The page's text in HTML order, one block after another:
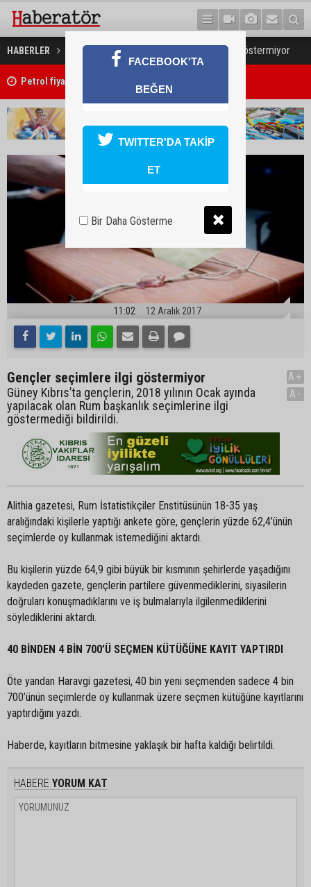
HABERLER GÜNEY KIBRIS Gençler seçimlere ilgi göstermiyor
Concorde Aria Hotel kapılarını açtı
11:02 12 Aralık 2017
Gençler seçimlere ilgi göstermiyor
Güney Kıbrıs’ta gençlerin, 2018 yılının Ocak ayında
yapılacak olan Rum başkanlık seçimlerine ilgi
göstermediği bildirildi.
A+
A-
Alithia gazetesi, Rum İstatistikçiler Enstitüsünün 18-35 yaş
aralığındaki kişilerle yaptığı ankete göre, gençlerin yüzde 62,4’ünün
seçimlerde oy kullanmak istemediğini aktardı.
Bu kişilerin yüzde 64,9 gibi büyük bir kısmının şehirlerde yaşadığını
kaydeden gazete, gençlerin partilere güvenmediklerini, siyasilerin
doğruları konuşmadıklarını ve iş bulmalarıyla ilgilenmediklerini
söylediklerini aktardı.
40 BİNDEN 4 BİN 700’Ü SEÇMEN KÜTÜĞÜNE KAYIT YAPTIRDI
Öte yandan Haravgi gazetesi, 40 bin yeni seçmenden sadece 4 bin
700’ünün seçimlerde oy kullanmak üzere seçmen kütüğüne kayıtlarını
yaptırdığını yazdı.
Haberde, kayıtların bitmesine yaklaşık bir hafta kaldığı belirtildi.
HABERE YORUM KAT
FACEBOOK'TA
BEĞEN
TWITTER'DA TAKİP
ET
Bir Daha Gösterme